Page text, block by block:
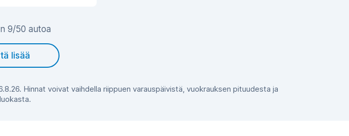
9/50 autoa
lisää
Hinnat voivat vaihdella riippuen varauspäivistä, vuokrauksen pituudesta ja